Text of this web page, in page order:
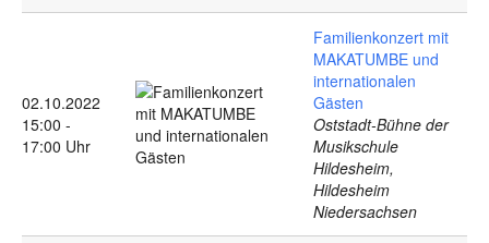
02.10.2022
15:00 -
17:00 Uhr
Familienkonzert mit
MAKATUMBE und
internationalen
Gästen
Oststadt-Bühne der
Musikschule
Hildesheim,
Hildesheim
Niedersachsen